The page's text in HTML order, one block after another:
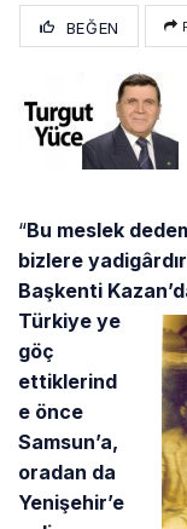
BEĞEN
“Bu meslek
bizlere
Başkenti
Türkiye ye
göç
ettiklerind
e önce
Samsun’a,
oradan da
Yenişehir’e